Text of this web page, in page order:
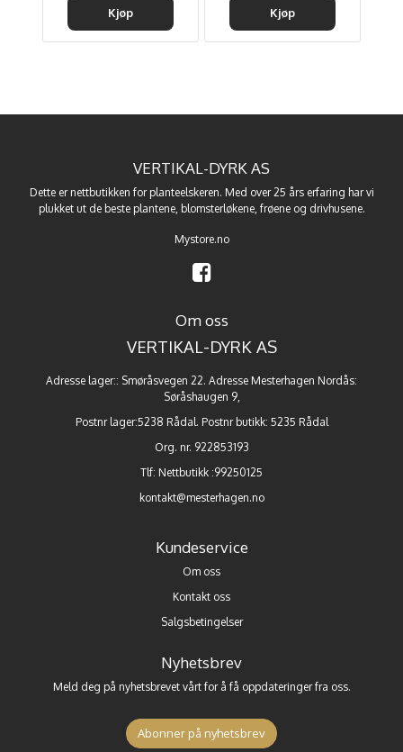
Kjøp Kjøp
VERTIKAL-DYRK AS
Dette er nettbutikken for planteelskeren. Med over 25 års erfaring har vi
plukket ut de beste plantene, blomsterløkene, frøeneog drivhusene.
Mystore.no
Om oss
VERTIKAL-DYRK AS
Adresse lager:: Smøråsvegen 22. Adresse Mesterhagen Nordås:
Søråshaugen 9,
Postnr lager:5238 Rådal. Postnr butikk: 5235 Rådal
Org. nr. 922853193
Tlf: Nettbutikk :99250125
kontakt@mesterhagen.no
Kundeservice
Om oss
Kontakt oss
Salgsbetingelser
Nyhetsbrev
Meld deg på nyhetsbrevet vårt for å få oppdateringer fra oss.
Abonner på nyhetsbrev